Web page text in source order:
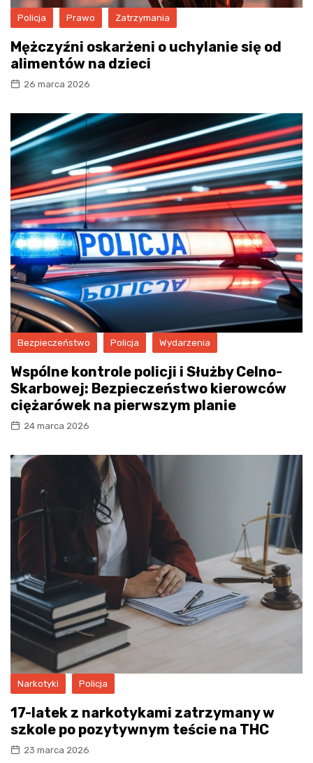
Policja Prawo Zatrzymania
Mężczyźni oskarżeni o uchylanie się od
alimentów na dzieci
26 marca 2026
Bezpieczeństwo Policja Wydarzenia
Wspólne kontrole policji i Służby Celno-
Skarbowej: Bezpieczeństwo kierowców
ciężarówek na pierwszym planie
24 marca 2026
Narkotyki Policja
17-latek z narkotykami zatrzymany w
szkole po pozytywnym teście na THC
23 marca 2026